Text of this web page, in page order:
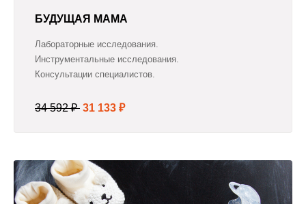
БУДУЩАЯ МАМА
Лабораторные исследования.
Инструментальные исследования.
Консультации специалистов.
34 592 ₽ 31 133 ₽